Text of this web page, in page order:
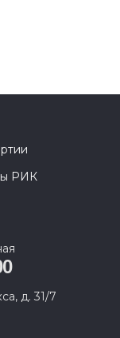
РИК
д. 31/7